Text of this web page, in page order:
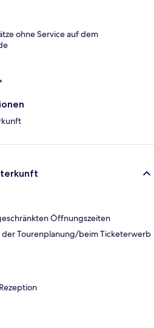
ohne Service auf dem
Öffnungszeiten
Tourenplanung/beim Ticketerwerb